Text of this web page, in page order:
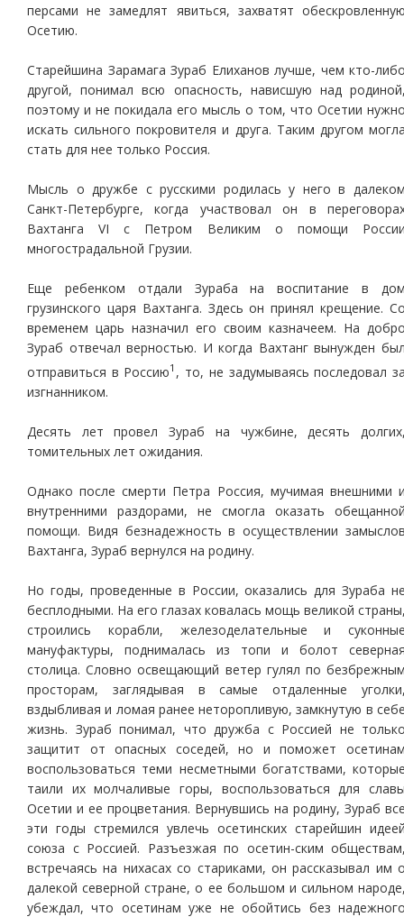
персами не замедлят явиться, захватят
Осетию.
Старейшина Зарамага Зураб Елиханов лучше, чем кто-
другой, понимал всю опасность, нависшую над
поэтому и не покидала его мысль о том, что Осетии
искать сильного покровителя и друга. Таким другом
стать для нее только Россия.
Мысль о дружбе с русскими родилась у него в
Санкт-Петербурге, когда участвовал он в
Вахтанга VI с Петром Великим о помощи
многострадальной Грузии.
Еще ребенком отдали Зураба на воспитание в
грузинского царя Вахтанга. Здесь он принял крещение.
временем царь назначил его своим казначеем. На
Зураб отвечал верностью. И когда Вахтанг вынужден
отправиться в Россию1 , то, не задумываясь последовал
изгнанником.
Десять лет провел Зураб на чужбине, десять
томительных лет ожидания.
Однако после смерти Петра Россия, мучимая внешними
внутренними раздорами, не смогла оказать
помощи. Видя безнадежность в осуществлении
Вахтанга, Зураб вернулся на родину.
Но годы, проведенные в России, оказались для Зураба
бесплодными. На его глазах ковалась мощь великой
строились корабли, железоделательные и
мануфактуры, поднималась из топи и болот
столица. Словно освещающий ветер гулял по
просторам, заглядывая в самые отдаленные
вздыбливая и ломая ранее неторопливую, замкнутую в
жизнь. Зураб понимал, что дружба с Россией не
защитит от опасных соседей, но и поможет
воспользоваться теми несметными богатствами,
таили их молчаливые горы, воспользоваться для
Осетии и ее процветания. Вернувшись на родину, Зураб
эти годы стремился увлечь осетинских старейшин
союза с Россией. Разъезжая по осетин-ским
встречаясь на нихасах со стариками, он рассказывал им
далекой северной стране, о ее большом и сильном
убеждал, что осетинам уже не обойтись без